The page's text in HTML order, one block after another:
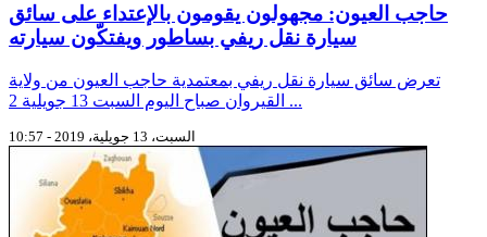
حاجب العيون: مجهولون يقومون بالإعتداء على سائق
سيارة نقل ريفي بساطور ويفتكّون سيارته
تعرض سائق سيارة نقل ريفي بمعتمدية حاجب العيون من ولاية
القيروان صباح اليوم السبت 13 جويلية 2 ...
السبت، 13 جويلية، 2019 - 10:57